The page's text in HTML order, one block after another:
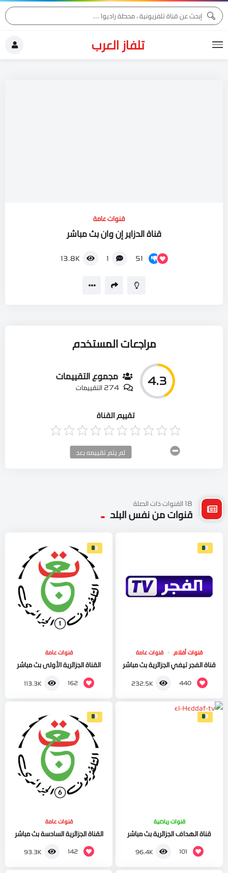
تلفاز العرب
قنوات عامة
قناة الدزاير إن وان بث مباشر
51
1
13.8K
مراجعات المستخدم
4.3 مجموع التقييمات
274 التقييمات
تقييم القناة
لم يتم تقييمه بعد
18 القنوات ذات الصلة
قنوات من نفس البلد
قنوات أفلام قنوات عامة
قناة الفجر تيفي الجزائرية بث مباشر
440
232.5K
قنوات عامة
القناة الجزائرية الأولى بث مباشر
162
113.3K
قنوات رياضية
قناة الهداف الجزائرية بث مباشر
101
96.4K
قنوات عامة
القناة الجزائرية السادسة بث مباشر
142
93.3K